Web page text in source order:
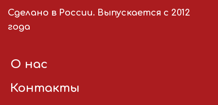
Сделано в России. Выпускается с 2012
года
О нас
Контакты